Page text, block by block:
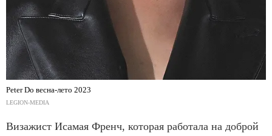
Peter Do весна-лето 2023
LEGION-MEDIA
Визажист Исамая Френч, которая работала на доброй